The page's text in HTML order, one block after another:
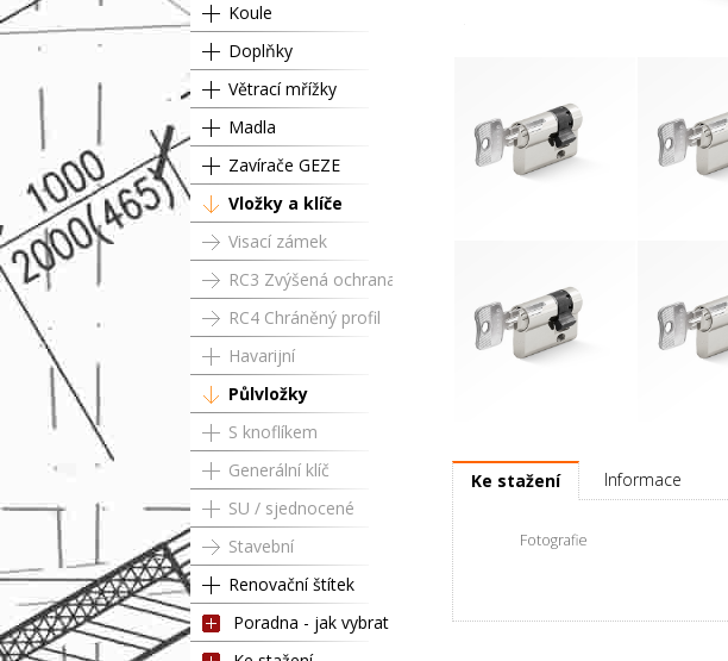
Koule
Doplňky
Větrací mřížky
Madla
Zavírače GEZE
Vložky a klíče
Visací zámek
RC3 Zvýšená ochrana
RC4 Chráněný profil
Havarijní
Půlvložky
S knoflíkem
Generální klíč
SU / sjednocené
Stavební
Renovační štítek
Poradna - jak vybrat
Ke stažení Informace
Fotografie